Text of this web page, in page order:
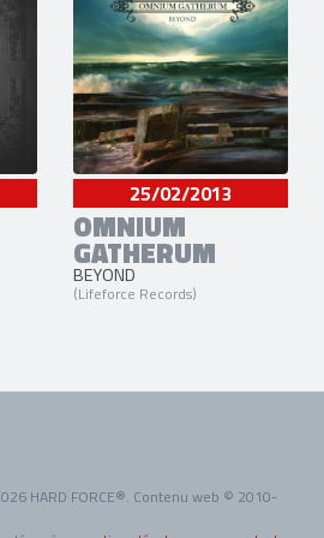
25/02/2013
OMNIUM
GATHERUM
BEYOND
(Lifeforce Records)
HARD FORCE®. Contenu web © 2010-